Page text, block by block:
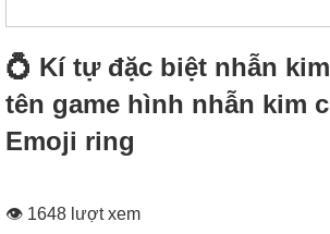
💍 Kí tự đặc biệt nhẫn
tên game hình nhẫn kim
Emoji ring
👁 1648 lượt xem